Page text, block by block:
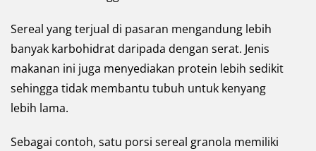
Sereal yang terjual di pasaran mengandung lebih
banyak karbohidrat daripada dengan serat. Jenis
makanan ini juga menyediakan protein lebih sedikit
sehingga tidak membantu tubuh untuk kenyang
lebih lama.
Sebagai contoh, satu porsi sereal granola memiliki